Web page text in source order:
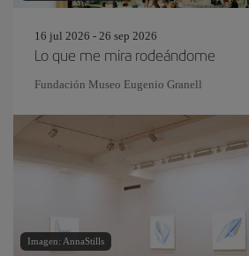
16 jul 2026 - 26 sep 2026
Lo que me mira rodeándome
Fundación Museo Eugenio Granell
Imagen: AnnaStills